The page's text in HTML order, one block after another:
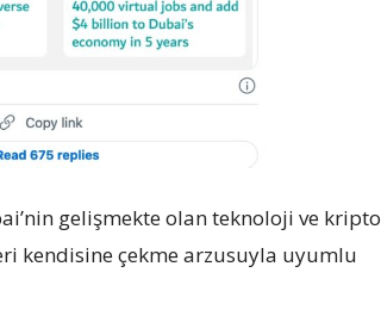
gelişmekte olan teknoloji ve kripto
kendisine çekme arzusuyla uyumlu